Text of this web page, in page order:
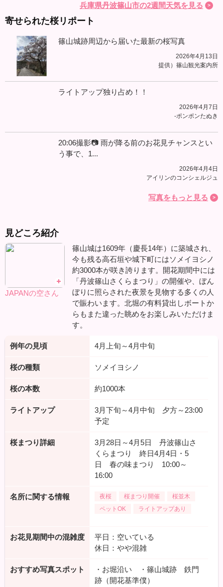
兵庫県丹波篠山市の2週間天気を見る
寄せられた桜リポート
篠山城跡周辺から届いた最新の桜写真
2026年4月13日
提供）篠山観光案内所
ライトアップ独り占め！！
2026年4月7日
-ポンポンたぬき
20:06撮影📷 雨が降る前のお花見チャンスとい
う事で、1...
2026年4月4日
アイリンのコンシェルジュ
写真をもっと見る
見どころ紹介
JAPANの空さん
篠山城は1609年（慶長14年）に築城され、
今も残る高石垣や城下町にはソメイヨシノ
約3000本が咲き誇ります。開花期間中には
「丹波篠山さくらまつり」の開催や、ぼん
ぼりに照らされた夜景を見物する多くの人
で賑わいます。北堀の有料貸出しボートか
らもまた違った眺めをお楽しみいただけま
す。
例年の見頃 4月上旬～4月中旬
桜の種類 ソメイヨシノ
桜の本数 約1000本
ライトアップ
3月下旬～4月中旬 夕方～23:00
予定
桜まつり詳細
3月28日～4月5日 丹波篠山さ
くらまつり 終日4月4日・5
日 春の味まつり 10:00～
16:00
名所に関する情報 夜桜 桜まつり開催
桜並木
ペットOK
ライトアップあり
お花見期間中の混雑度
平日：空いている
休日：やや混雑
おすすめ写真スポット
・お堀沿い ・篠山城跡 鉄門
跡（開花基準僕）